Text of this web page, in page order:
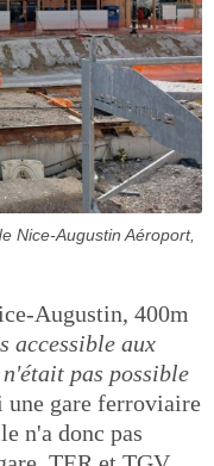
Nice-Augustin Aéroport,
Augustin, 400m
accessible aux
pas possible
une gare ferroviaire
n'a donc pas